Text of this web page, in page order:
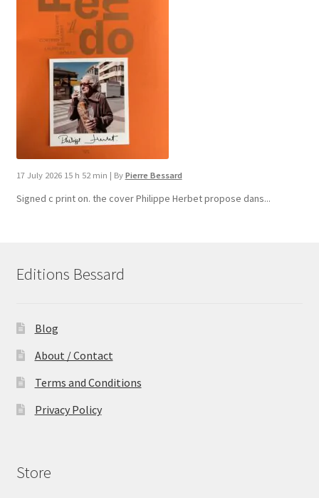
17 July 2026 15 h 52 min | By Pierre Bessard
Signed c print on. the cover ​Philippe Herbet propose dans...
Editions Bessard
Blog
About / Contact
Terms and Conditions
Privacy Policy
Store